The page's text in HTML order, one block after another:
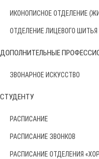
ИКОНОПИСНОЕ ОТДЕЛЕНИЕ
ОТДЕЛЕНИЕ ЛИЦЕВОГО
ДОПОЛНИТЕЛЬНЫЕ
ЗВОНАРНОЕ ИСКУССТВО
СТУДЕНТУ
РАСПИСАНИЕ
РАСПИСАНИЕ ЗВОНКОВ
РАСПИСАНИЕ ОТДЕЛЕНИЯ